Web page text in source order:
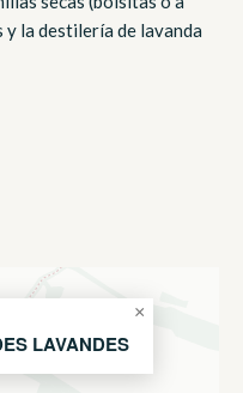
la destilería de lavanda
LAVANDES
×